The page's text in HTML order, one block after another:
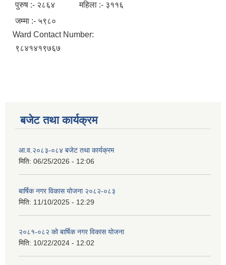
पुरुष :- २८६४ महिला :- ३११६
जम्मा :- ५९८०
Ward Contact Number:
९८४१४१९७६७
बजेट तथा कार्यक्रम
आ.व.२०८३-०८४ बजेट तथा कार्यक्रम
मिति: 06/25/2026 - 12:06
बार्षिक नगर विकास योजना २०८२-०८३
मिति: 11/10/2025 - 12:29
२०८१-०८२ को बार्षिक नगर विकास योजना
मिति: 10/22/2024 - 12:02